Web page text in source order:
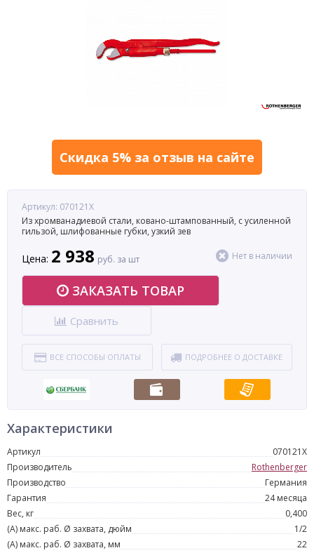
Скидка 5% за отзыв на сайте
Артикул: 070121X
Из хромванадиевой стали, ковано-штампованный, с усиленной
гильзой, шлифованные губки, узкий зев
Цена: 2 938 руб. за шт Нет в наличии
ЗАКАЗАТЬ ТОВАР
Сравнить
ВСЕ СПОСОБЫ ОПЛАТЫ ПОДРОБНЕЕ О ДОСТАВКЕ
Характеристики
Артикул
070121X
Производитель
Rothenberger
Производство
Германия
Гарантия
24 месяца
Вес, кг
0,400
(A) макс. раб. Ø захвата, дюйм
1/2
(A) макс. раб. Ø захвата, мм
22